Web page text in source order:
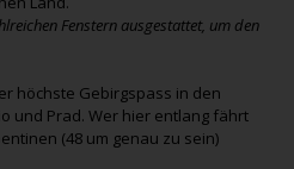
Fenstern ausgestattet, um den
höchste Gebirgspass in den
und Prad. Wer hier entlang fährt
(48 um genau zu sein)